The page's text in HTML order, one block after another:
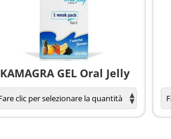
KAMAGRA GEL Oral Jelly